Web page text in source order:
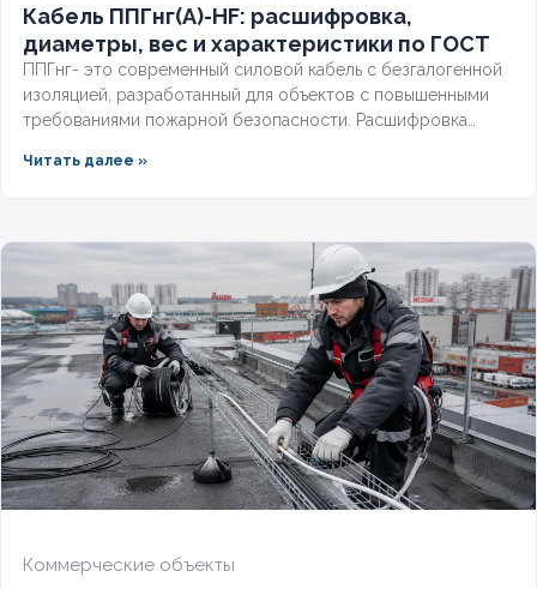
Кабель ППГнг(А)-HF: расшифровка,
диаметры, вес и характеристики по ГОСТ
ППГнг- это современный силовой кабель с безгалогенной
изоляцией, разработанный для объектов с повышенными
требованиями пожарной безопасности. Расшифровка
делают этот технический продукт незаменимым для школ,
сетей до 1 кв
Читать далее »
Коммерческие объекты